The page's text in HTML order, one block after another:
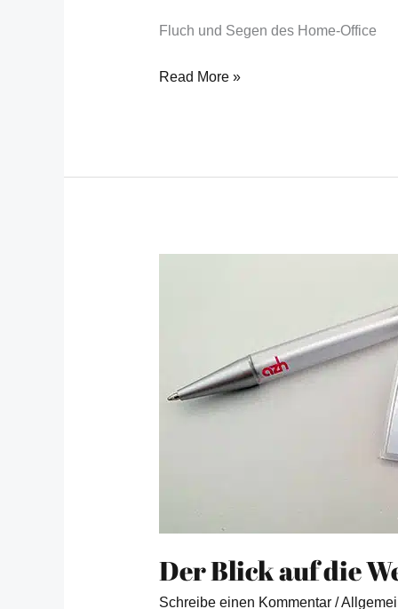
Fluch und Segen des Home-Office
Read More »
Der Blick auf die
Schreibe einen Kommentar /
Wertschöpfungskette